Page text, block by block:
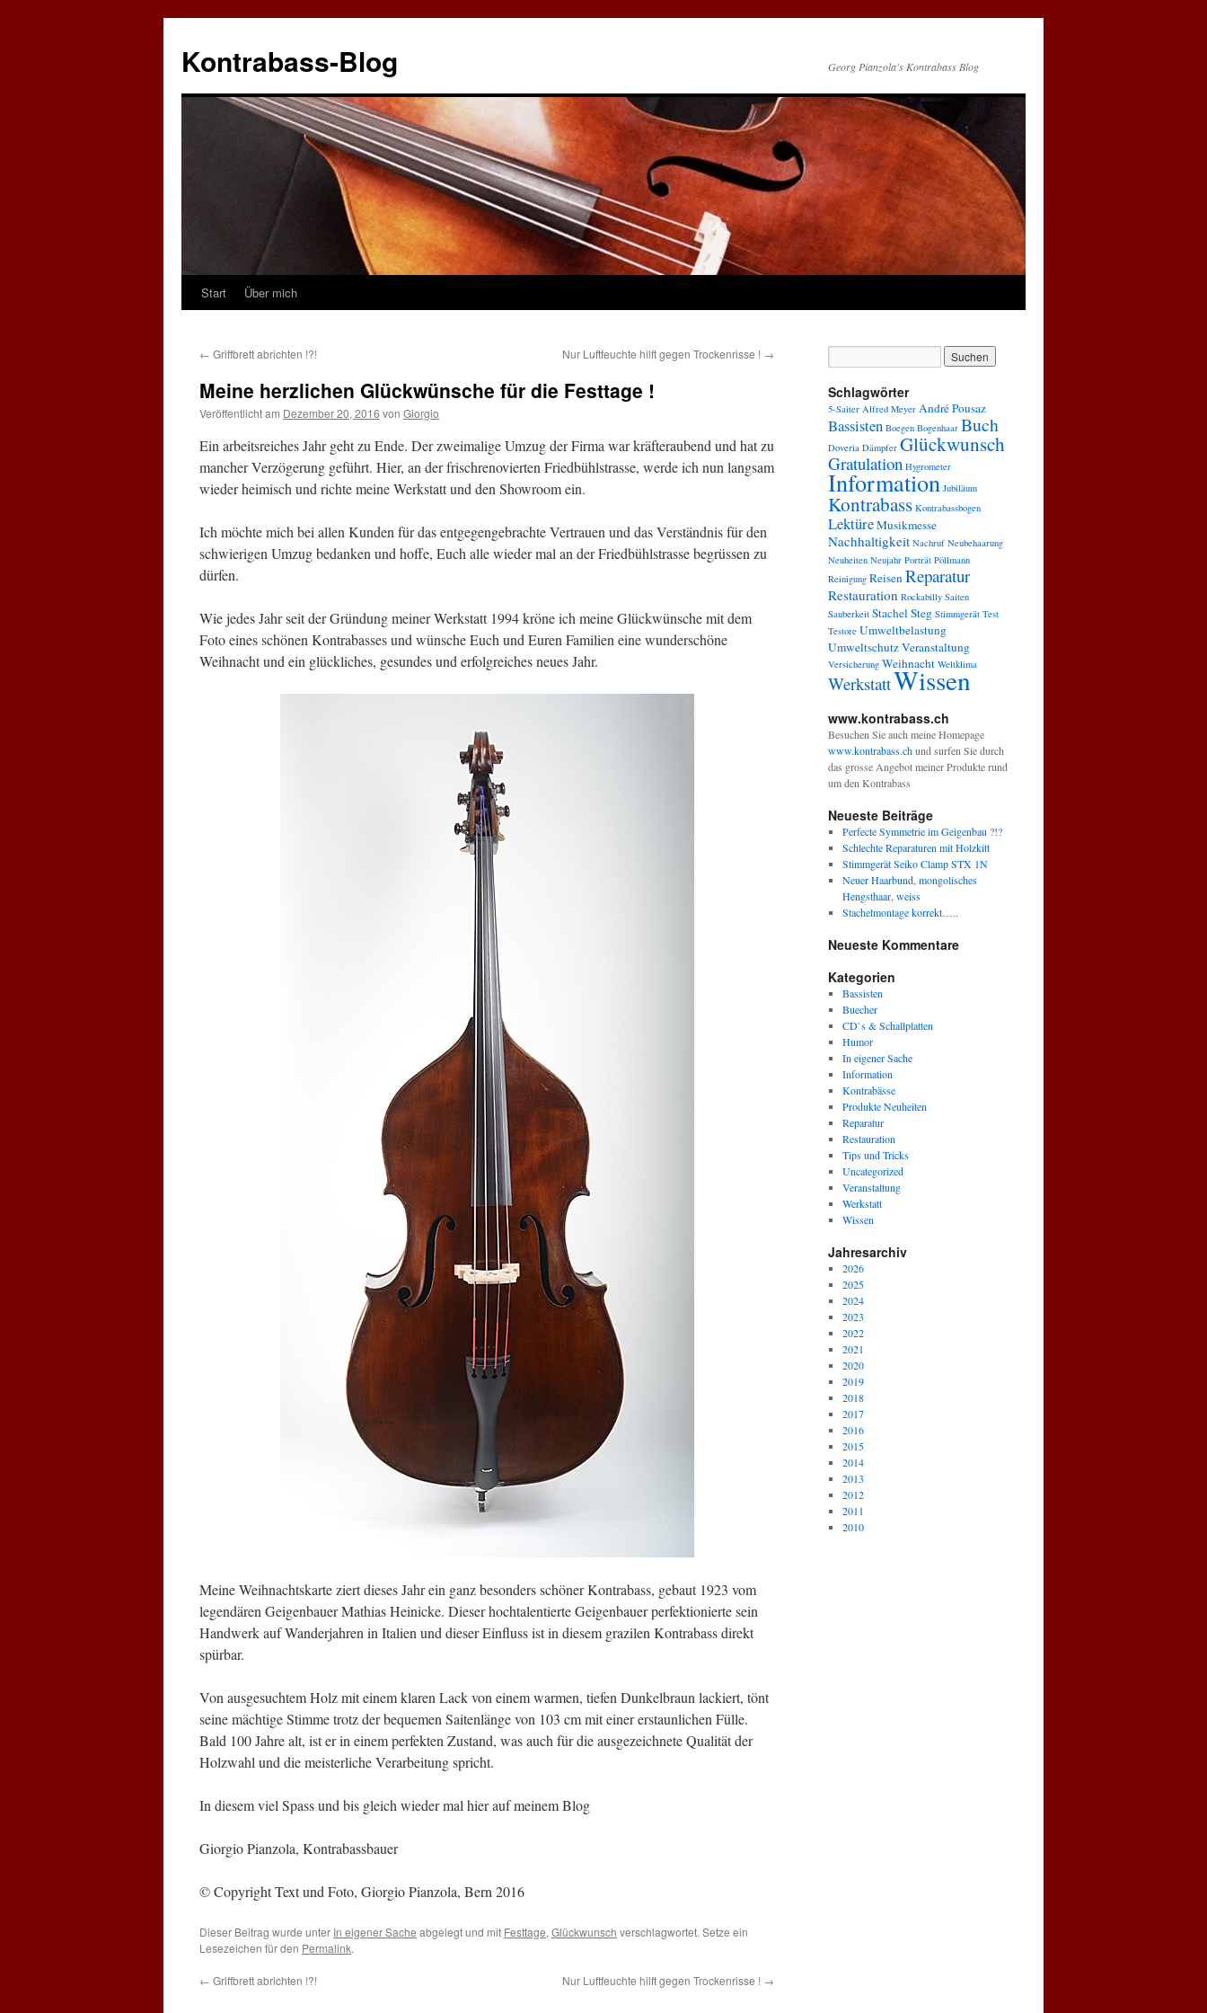
springen
Kontrabass-Blog Georg Pianzola's Kontrabass Blog
Start Über mich
← Griffbrett abrichten !?! Nur Luftfeuchte hilft gegen Trockenrisse ! →
Meine herzlichen Glückwünsche für die Festtage !
Veröffentlicht am Dezember 20, 2016 von Giorgio
Ein arbeitsreiches Jahr geht zu Ende. Der zweimalige Umzug der Firma war kräfteraubend und hat zu
mancher Verzögerung geführt. Hier, an der frischrenovierten Friedbühlstrasse, werde ich nun langsam
wieder heimisch und richte meine Werkstatt und den Showroom ein.
Ich möchte mich bei allen Kunden für das entgegengebrachte Vertrauen und das Verständnis für den
schwierigen Umzug bedanken und hoffe, Euch alle wieder mal an der Friedbühlstrasse begrüssen zu
dürfen.
Wie jedes Jahr seit der Gründung meiner Werkstatt 1994 kröne ich meine Glückwünsche mit dem
Foto eines schönen Kontrabasses und wünsche Euch und Euren Familien eine wunderschöne
Weihnacht und ein glückliches, gesundes und erfolgreiches neues Jahr.
Meine Weihnachtskarte ziert dieses Jahr ein ganz besonders schöner Kontrabass, gebaut 1923 vom
legendären Geigenbauer Mathias Heinicke. Dieser hochtalentierte Geigenbauer perfektionierte sein
Handwerk auf Wanderjahren in Italien und dieser Einfluss ist in diesem grazilen Kontrabass direkt
spürbar.
Von ausgesuchtem Holz mit einem klaren Lack von einem warmen, tiefen Dunkelbraun lackiert, tönt
seine mächtige Stimme trotz der bequemen Saitenlänge von 103 cm mit einer erstaunlichen Fülle.
Bald 100 Jahre alt, ist er in einem perfekten Zustand, was auch für die ausgezeichnete Qualität der
Holzwahl und die meisterliche Verarbeitung spricht.
In diesem viel Spass und bis gleich wieder mal hier auf meinem Blog
Giorgio Pianzola, Kontrabassbauer
© Copyright Text und Foto, Giorgio Pianzola, Bern 2016
Dieser Beitrag wurde unter In eigener Sache abgelegt und mit Festtage, Glückwunsch verschlagwortet. Setze ein
Lesezeichen für den Permalink.
← Griffbrett abrichten !?! Nur Luftfeuchte hilft gegen Trockenrisse ! →
Schlagwörter
5-Saiter Alfred Meyer André Pousaz
Bassisten Boegen Bogenhaar Buch
Doveria Dämpfer Glückwunsch
Gratulation Hygrometer
Information Jubiläum
Kontrabass Kontrabassbogen
LektüreMusikmesse
Nachhaltigkeit Nachruf Neubehaarung
Neuheiten Neujahr Porträt Pöllmann
Reinigung ReisenReparatur
Restauration Rockabilly Saiten
Sauberkeit StachelSteg Stimmgerät Test
Testore Umweltbelastung
UmweltschutzVeranstaltung
Versicherung Weihnacht Weltklima
WerkstattWissen
www.kontrabass.ch
Besuchen Sie auch meine Homepage
www.kontrabass.chund surfen Sie durch
das grosse Angebot meiner Produkte rund
um den Kontrabass
Neueste Beiträge
Perfecte Symmetrie im Geigenbau ?!?
Schlechte Reparaturen mit Holzkitt
Stimmgerät Seiko Clamp STX 1N
Neuer Haarbund, mongolisches
Hengsthaar, weiss
Stachelmontage korrekt…..
Neueste Kommentare
Kategorien
Bassisten
Buecher
CD`s & Schallplatten
Humor
In eigener Sache
Information
Kontrabässe
Produkte Neuheiten
Reparatur
Restauration
Tips und Tricks
Uncategorized
Veranstaltung
Werkstatt
Wissen
Jahresarchiv
2026
2025
2024
2023
2022
2021
2020
2019
2018
2017
2016
2015
2014
2013
2012
2011
2010